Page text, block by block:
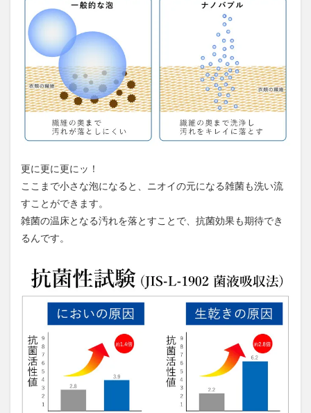
更に更に更にッ！
ここまで小さな泡になると、ニオイの元になる雑菌も洗い流
すことができます。
雑菌の温床となる汚れを落とすことで、抗菌効果も期待でき
るんです。